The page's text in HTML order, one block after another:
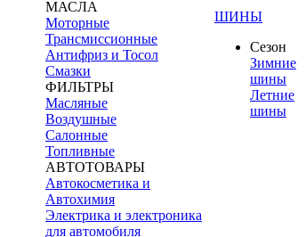
МАСЛА
Моторные
Трансмиссионные
Антифриз и Тосол
Смазки
ФИЛЬТРЫ
Масляные
Воздушные
Салонные
Топливные
АВТОТОВАРЫ
Автокосметика и
Автохимия
Электрика и электроника
для автомобиля
ШИНЫ
Сезон
Зимние
шины
Летние
шины